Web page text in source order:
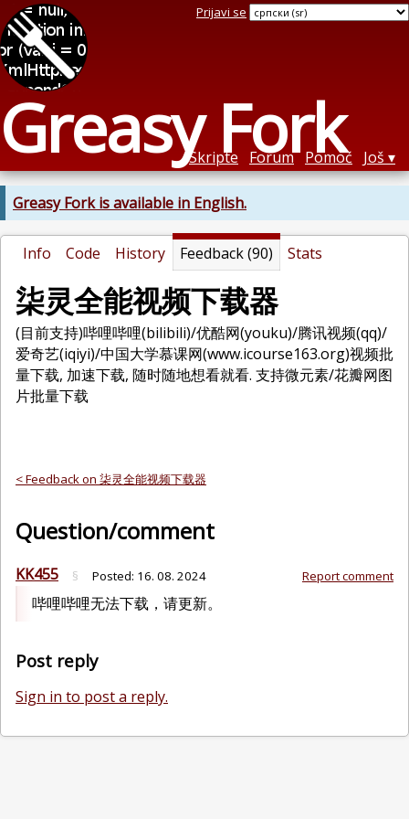
Greasy Fork
Prijavi se
Skripte Forum Pomoć Još
Greasy Fork is available in English.
Info Code History Feedback (90) Stats
柒灵全能视频下载器
(目前支持)哔哩哔哩(bilibili)/优酷网(youku)/腾讯视频(qq)/
爱奇艺(iqiyi)/中国大学慕课网(www.icourse163.org)视频批
量下载, 加速下载, 随时随地想看就看. 支持微元素/花瓣网图
片批量下载
< Feedback on 柒灵全能视频下载器
Question/comment
KK455 § Posted: 16. 08. 2024 Report comment
哔哩哔哩无法下载，请更新。
Post reply
Sign in to post a reply.